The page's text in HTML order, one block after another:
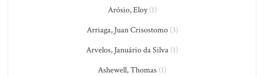
Arósio, Eloy(1)
Arriaga, Juan Crisostomo(3)
Arvelos, Januário da Silva (1)
Ashewell, Thomas (1)